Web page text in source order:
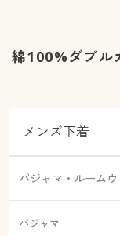
綿100%ダブル
メンズ下着
パジャマ・ルームウ
パジャマ